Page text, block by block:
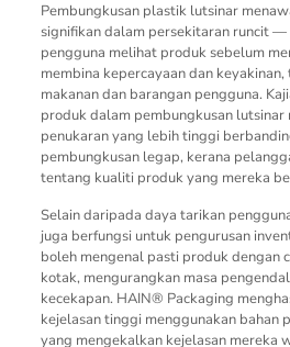
Pembungkusan plastik lutsinar
signifikan dalam persekitaran runcit —
pengguna melihat produk sebelum
membina kepercayaan dan
makanan dan barangan pengguna.
produk dalam pembungkusan lutsinar
penukaran yang lebih tinggi
pembungkusan legap, kerana
tentang kualiti produk yang mereka
Selain daripada daya tarikan
juga berfungsi untuk pengurusan
boleh mengenal pasti produk dengan
kotak, mengurangkan masa
kecekapan. HAIN® Packaging
kejelasan tinggi menggunakan bahan
yang mengekalkan kejelasan mereka